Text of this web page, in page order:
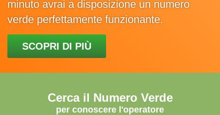
minuto avrai a disposizione un numero
verde perfettamente funzionante.
SCOPRI DI PIÙ
Cerca il Numero Verde
per conoscere l'operatore